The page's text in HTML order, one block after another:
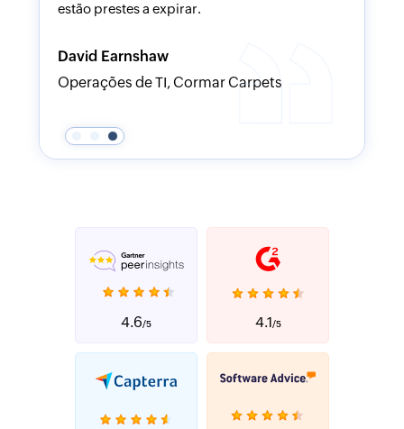
estão prestes a expirar.
David Earnshaw
Operações de TI, Cormar Carpets
4.6/5 4.1/5